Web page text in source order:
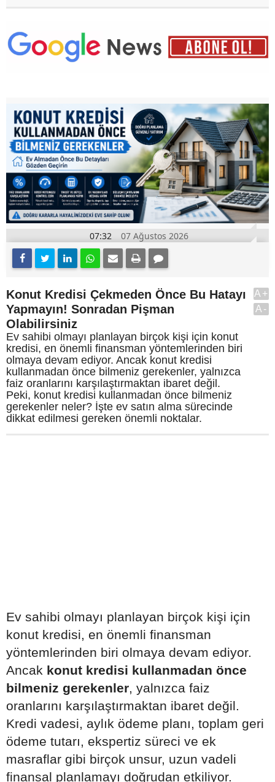
07:32 07 Ağustos 2026
Konut Kredisi Çekmeden Önce Bu Hatayı
Yapmayın! Sonradan Pişman
Olabilirsiniz
Ev sahibi olmayı planlayan birçok kişi için konut
kredisi, en önemli finansman yöntemlerinden biri
olmaya devam ediyor. Ancak konut kredisi
kullanmadan önce bilmeniz gerekenler, yalnızca
faiz oranlarını karşılaştırmaktan ibaret değil.
Peki, konut kredisi kullanmadan önce bilmeniz
gerekenler neler? İşte ev satın alma sürecinde
dikkat edilmesi gereken önemli noktalar.
A+
A-
Ev sahibi olmayı planlayan birçok kişi için
konut kredisi, en önemli finansman
yöntemlerinden biri olmaya devam ediyor.
Ancak konut kredisi kullanmadan önce
bilmeniz gerekenler, yalnızca faiz
oranlarını karşılaştırmaktan ibaret değil.
Kredi vadesi, aylık ödeme planı, toplam geri
ödeme tutarı, ekspertiz süreci ve ek
masraflar gibi birçok unsur, uzun vadeli
finansal planlamayı doğrudan etkiliyor.